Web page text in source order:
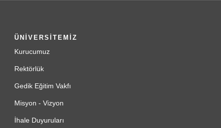
ÜNİVERSİTEMİZ
Kurucumuz
Rektörlük
Gedik Eğitim Vakfı
Misyon - Vizyon
İhale Duyuruları